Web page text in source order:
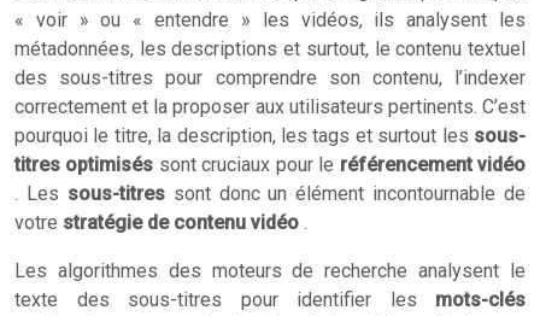
« voir » ou « entendre » les vidéos, ils analysent les
métadonnées, les descriptions et surtout, le contenu textuel
des sous-titres pour comprendre son contenu, l’indexer
correctement et la proposer aux utilisateurs pertinents. C’est
pourquoi le titre, la description, les tags et surtout les sous-
titres optimisés sont cruciaux pour le référencement vidéo
. Les sous-titres sont donc un élément incontournable de
votre stratégie de contenu vidéo .
Les algorithmes des moteurs de recherche analysent le
texte des sous-titres pour identifier les mots-clés